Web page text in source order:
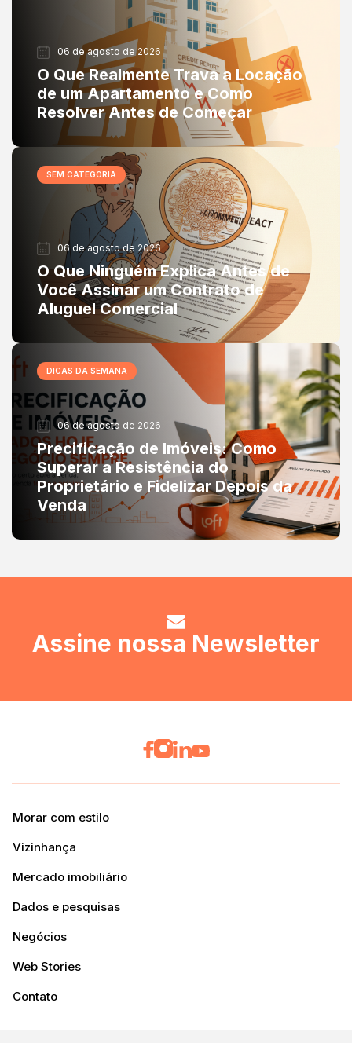
06 de agosto de 2026
O Que Realmente Trava a Locação
de um Apartamento e Como
Resolver Antes de Começar
SEM CATEGORIA
06 de agosto de 2026
O Que Ninguém Explica Antes de
Você Assinar um Contrato de
Aluguel Comercial
DICAS DA SEMANA
06 de agosto de 2026
Precificação de Imóveis: Como
Superar a Resistência do
Proprietário e Fidelizar Depois da
Venda
Assine nossa Newsletter
Morar com estilo
Vizinhança
Mercado imobiliário
Dados e pesquisas
Negócios
Web Stories
Contato